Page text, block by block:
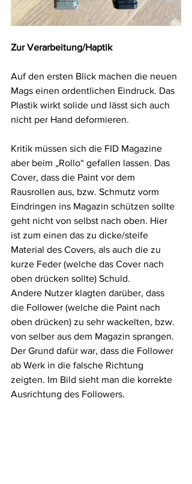
Zur Verarbeitung/Haptik
Auf den ersten Blick machen die neuen
Mags einen ordentlichen Eindruck. Das
Plastik wirkt solide und lässt sich auch
nicht per Hand deformieren.
Kritik müssen sich die FID Magazine
aber beim „Rollo“ gefallen lassen. Das
Cover, dass die Paint vor dem
Rausrollen aus, bzw. Schmutz vorm
Eindringen ins Magazin schützen sollte
geht nicht von selbst nach oben. Hier
ist zum einen das zu dicke/steife
Material des Covers, als auch die zu
kurze Feder (welche das Cover nach
oben drücken sollte) Schuld.
Andere Nutzer klagten darüber, dass
die Follower (welche die Paint nach
oben drücken) zu sehr wackelten, bzw.
von selber aus dem Magazin sprangen.
Der Grund dafür war, dass die Follower
ab Werk in die falsche Richtung
zeigten. Im Bild sieht man die korrekte
Ausrichtung des Followers.